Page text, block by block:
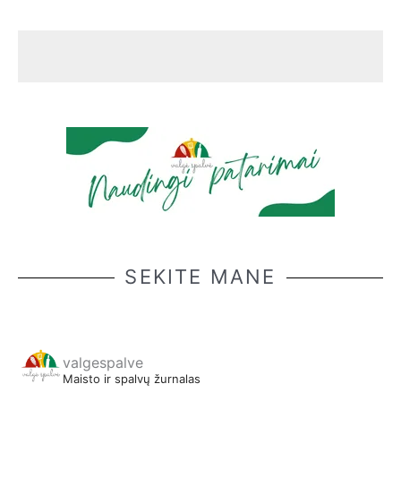
SEKITE MANE
valgespalve
Maisto ir spalvų žurnalas